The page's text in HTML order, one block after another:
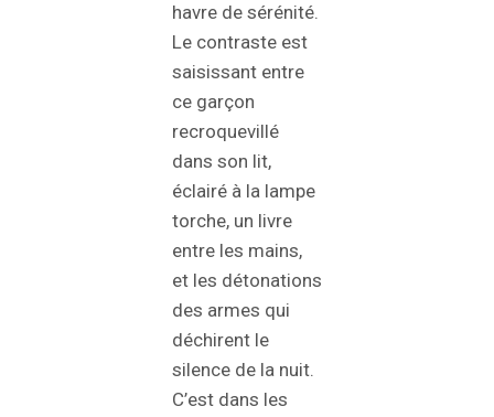
havre de sérénité.
Le contraste est
saisissant entre
ce garçon
recroquevillé
dans son lit,
éclairé à la lampe
torche, un livre
entre les mains,
et les détonations
des armes qui
déchirent le
silence de la nuit.
C’est dans les